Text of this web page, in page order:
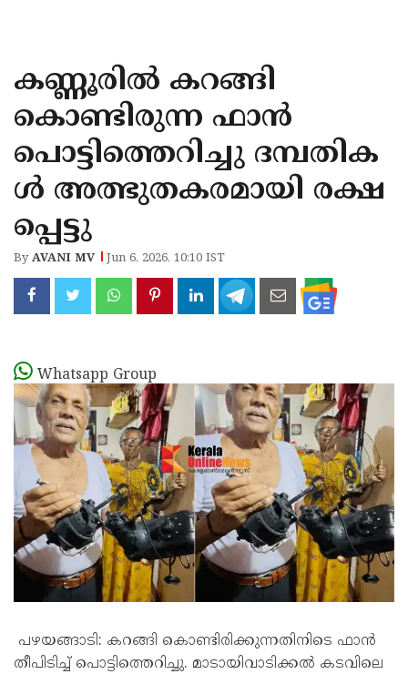
KANNUR
KASARAGOD
കണ്ണൂരിൽ കറങ്ങി
കൊണ്ടിരുന്ന ഫാൻ
പൊട്ടിത്തെറിച്ചു ദമ്പതിക
ൾ അത്ഭുതകരമായി രക്ഷ
പ്പെട്ടു
ByAVANI MV Jun 6, 2026, 10:10 IST
Whatsapp Group
പഴയങ്ങാടി: കറങ്ങി കൊണ്ടിരിക്കുന്നതിനിടെ ഫാൻ
തീപിടിച്ച് പൊട്ടിത്തെറിച്ചു. മാടായിവാടിക്കൽ കടവിലെ